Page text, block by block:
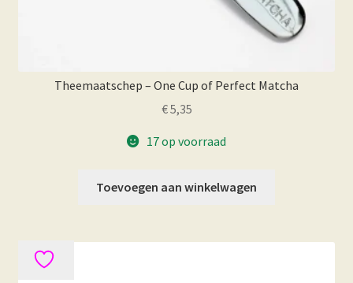
Theemaatschep – One Cup of Perfect Matcha
€5,35
17 op voorraad
Toevoegen aan winkelwagen